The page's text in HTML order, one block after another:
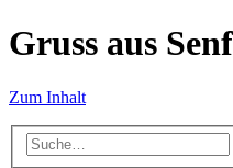
Gruss aus
Zum Inhalt